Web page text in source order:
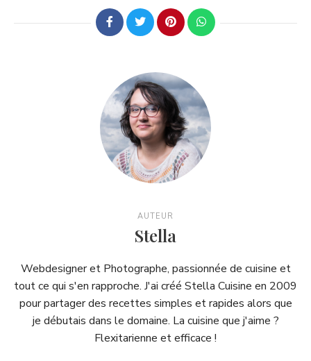
AUTEUR
Stella
Webdesigner et Photographe, passionnée de cuisine et
tout ce qui s'en rapproche. J'ai créé Stella Cuisine en 2009
pour partager des recettes simples et rapides alors que
je débutais dans le domaine. La cuisine que j'aime ?
Flexitarienne et efficace !